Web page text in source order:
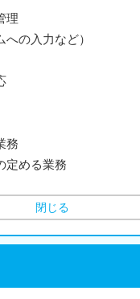
理
の入力など）
務
定める業務
閉じる